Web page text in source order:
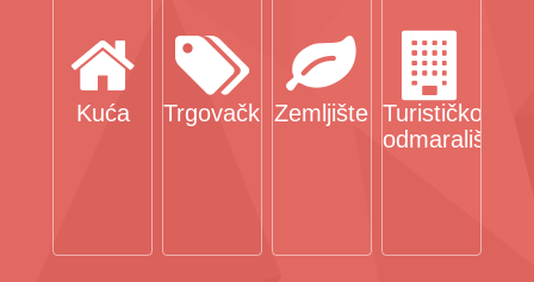
Kuća Trgovački Zemljište Turističko
odmaralište